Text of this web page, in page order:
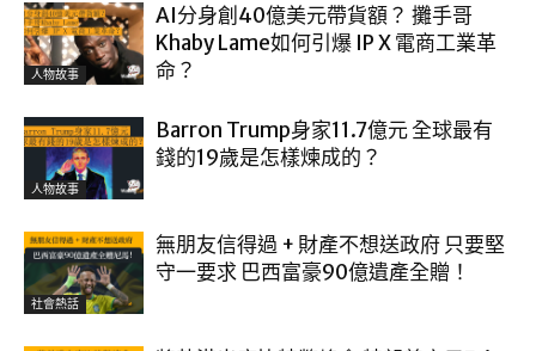
人物故事
AI分身創40億美元帶貨額？ 攤手哥
Khaby Lame如何引爆 IP X 電商工業革
命？
人物故事
Barron Trump身家11.7億元 全球最有
錢的19歲是怎樣煉成的？
社會熱話
無朋友信得過 + 財產不想送政府 只要堅
守一要求 巴西富豪90億遺產全贈！